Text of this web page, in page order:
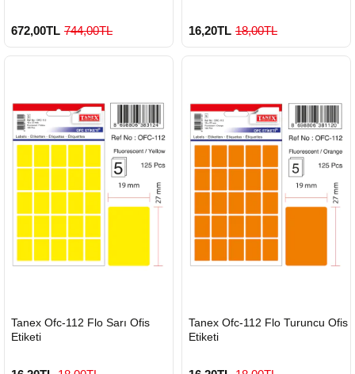
900 TL Üzeri Kargo Ücretsiz
672,00TL 744,00TL 16,20TL 18,00TL
GÖNDERİ
Tanex Ofc-112 Flo Sarı Ofis
Etiketi
GÖNDERİ
Tanex Ofc-112 Flo Turuncu Ofis
Etiketi